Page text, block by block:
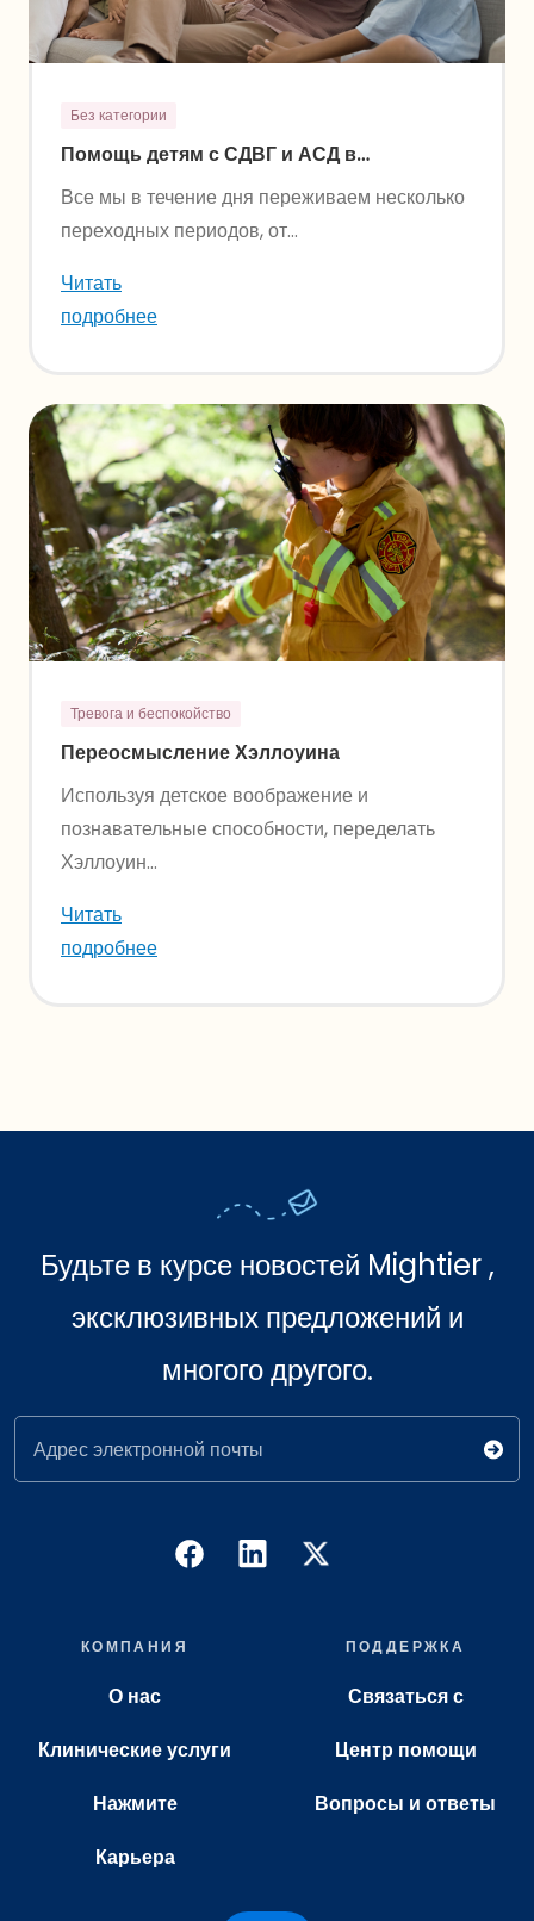
Без категории
Помощь детям с СДВГ и АСД в
повседневных переходах
Все мы в течение дня переживаем несколько
переходных периодов, от...
Читать
подробнее
Тревога и беспокойство
Переосмысление Хэллоуина
Используя детское воображение и
познавательные способности, переделать
Хэллоуин...
Читать
подробнее
Будьте в курсе новостей Mightier ,
эксклюзивных предложений и
многого другого.
Адрес электронной почты
КОМПАНИЯ
О нас
Клинические услуги
Нажмите
Карьера
ПОДДЕРЖКА
Связаться с
Центр помощи
Вопросы и ответы